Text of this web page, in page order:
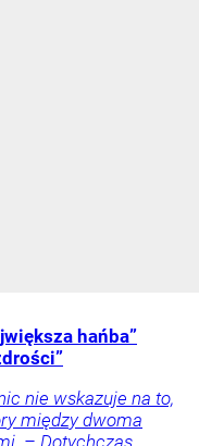
hańba”
nie wskazuje na to,
między dwoma